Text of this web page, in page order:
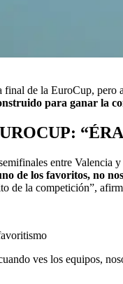
final de la EuroCup,
para ganar la
entre Valencia
de los favoritos, no
de la competición”,
ves los equipos,